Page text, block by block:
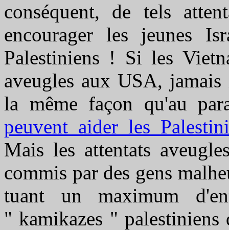
conséquent, de tels
encourager les jeunes
Palestiniens ! Si les
aveugles aux USA,
la même façon qu'au
peuvent aider les
Mais les attentats
commis par des gens
tuant un maximum
" kamikazes "